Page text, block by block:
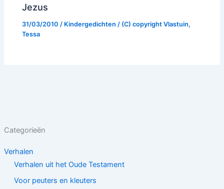
Categorieën
Verhalen
Verhalen uit het Oude Testament
Voor peuters en kleuters
Jezus
31/03/2010/ Kindergedichten / (C) copyrightVlastuin,
Tessa